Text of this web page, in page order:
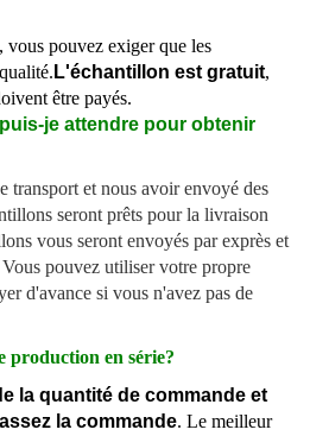
pouvez exiger que les
L'échantillon est gratuit,
être payés.
je attendre pour obtenir
transport et nous avoir envoyé des
seront prêts pour la livraison
vous seront envoyés par exprès et
pouvez utiliser votre propre
d'avance si vous n'avez pas de
production en série?
la quantité de commande et
la commande. Le meilleur